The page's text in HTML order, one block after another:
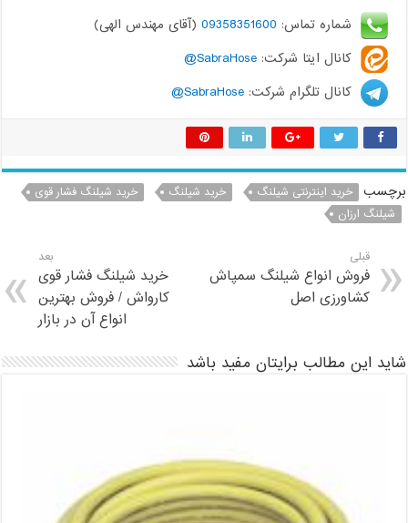
شماره تماس: 09358351600 (آقای مهندس الهی)
کانال ایتا شرکت:SabraHose@
کانال تلگرام شرکت:SabraHose@
برچسب خرید اینترنتی شیلنگ خرید شیلنگ
خرید شیلنگ فشار قوی
شیلنگ ارزان
قبلی
فروش انواع شیلنگ سمپاش
کشاورزی اصل
بعد
خرید شیلنگ فشار قوی
کارواش / فروش بهترین
انواع آن در بازار
شاید این مطالب برایتان مفید باشد